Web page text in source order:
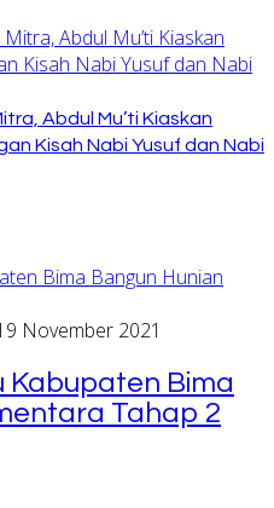
Abdul Mu’ti Kiaskan
Kisah Nabi Yusuf dan Nabi
9 November 2021
Kabupaten Bima
Tahap 2